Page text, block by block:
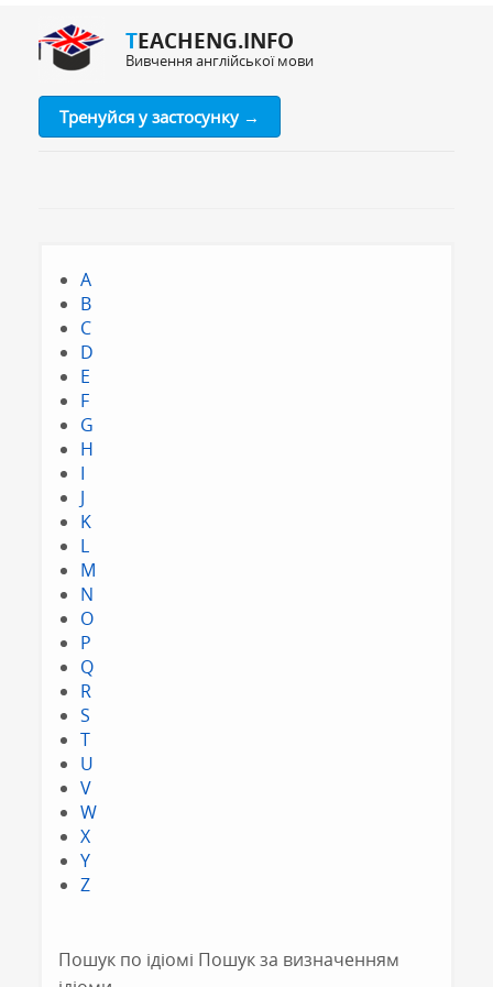
TEACHENG.INFO
Вивчення англійської мови
Тренуйся у застосунку →
A
B
C
D
E
F
G
H
I
J
K
L
M
N
O
P
Q
R
S
T
U
V
W
X
Y
Z
Пошук по ідіомі Пошук за визначенням